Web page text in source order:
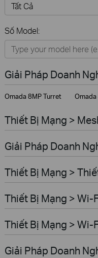
Tất Cả
Thiết Bị Mạng
Nhà Thông Minh
Giải Pháp Doanh Nghiệp
Dịch Vụ Viễn Thông
Số Model:
Giải Pháp Doanh
Omada 8MP Turret Omada
Thiết Bị Mạng >
Giải Pháp Doanh
Thiết Bị Mạng >
Thiết Bị Mạng > Wi-
Thiết Bị Mạng >
Giải Pháp Doanh